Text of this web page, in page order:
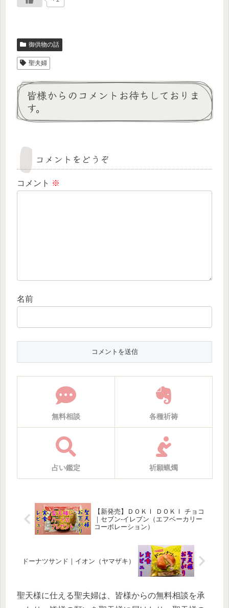
御供物の話
聖夫婦
皆様からのコメントお待ちしておりま
す。
コメントをどうぞ
コメント ※
名前
無料相談 各種祈祷
占い鑑定 祈願蝋燭
【新発売】ＤＯＫＩ ＤＯＫＩ チョコ
｜セブン-イレブン（エフベーカリー
コーポレーション）
ドーナツサンド｜イオン（ヤマザキ）
聖天様に仕える聖夫婦は、皆様からの無料相談を承